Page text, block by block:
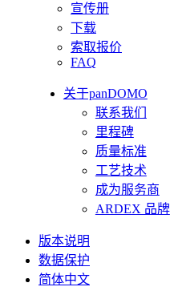
宣传册
下载
索取报价
FAQ
关于panDOMO
联系我们
里程碑
质量标准
工艺技术
成为服务商
ARDEX 品牌
版本说明
数据保护
简体中文